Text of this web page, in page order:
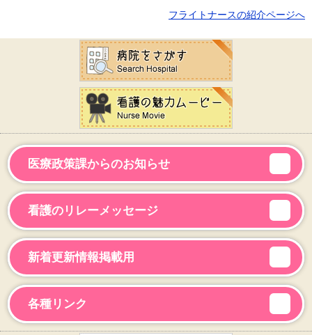
フライトナースの紹介ページへ
医療政策課からのお知らせ
看護のリレーメッセージ
新着更新情報掲載用
各種リンク